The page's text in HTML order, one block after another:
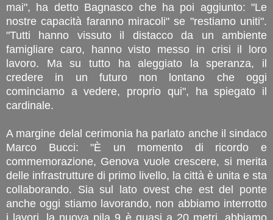
mai", ha detto Bagnasco che ha poi aggiunto: "Le
nostre capacità faranno miracoli" se "restiamo uniti".
"Tutti hanno vissuto il distacco da un ambiente
famigliare caro, hanno visto messo in crisi il loro
lavoro. Ma su tutto ha aleggiato la speranza, il
credere in un futuro non lontano che oggi
cominciamo a vedere, proprio qui", ha spiegato il
cardinale.
A margine delal cerimonia ha parlato anche il sindaco
Marco Bucci: "È un momento di ricordo e
commemorazione, Genova vuole crescere, si merita
delle infrastrutture di primo livello, la città è unita e sta
collaborando. Sia sul lato ovest che est del ponte
anche oggi stiamo lavorando, non abbiamo interrotto
i lavori, la nuova pila 9 è quasi a 20 metri, abbiamo